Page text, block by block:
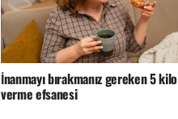
İnanmayı bırakmanız gereken 5 kilo
verme efsanesi